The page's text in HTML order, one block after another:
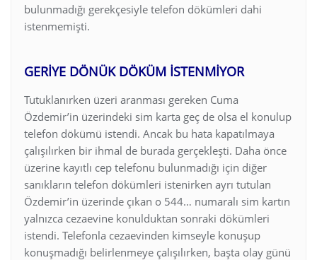
bulunmadığı gerekçesiyle telefon dökümleri dahi
istenmemişti.
GERİYE DÖNÜK DÖKÜM İSTENMİYOR
Tutuklanırken üzeri aranması gereken Cuma
Özdemir’in üzerindeki sim karta geç de olsa el konulup
telefon dökümü istendi. Ancak bu hata kapatılmaya
çalışılırken bir ihmal de burada gerçekleşti. Daha önce
üzerine kayıtlı cep telefonu bulunmadığı için diğer
sanıkların telefon dökümleri istenirken ayrı tutulan
Özdemir’in üzerinde çıkan o 544… numaralı sim kartın
yalnızca cezaevine konulduktan sonraki dökümleri
istendi. Telefonla cezaevinden kimseyle konuşup
konuşmadığı belirlenmeye çalışılırken, başta olay günü